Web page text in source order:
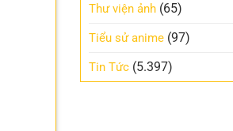
Thư viện ảnh (65)
Tiểu sử anime (97)
Tin Tức (5.397)